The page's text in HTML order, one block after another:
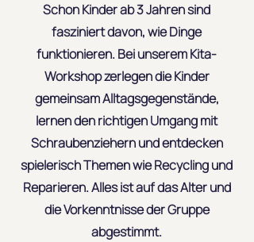
Schon Kinder ab 3 Jahren sind
fasziniert davon, wie Dinge
funktionieren. Bei unserem Kita-
Workshop zerlegen die Kinder
gemeinsam Alltagsgegenstände,
lernen den richtigen Umgang mit
Schraubenziehern und entdecken
spielerisch Themen wie Recycling und
Reparieren. Alles ist auf das Alter und
die Vorkenntnisse der Gruppe
abgestimmt.